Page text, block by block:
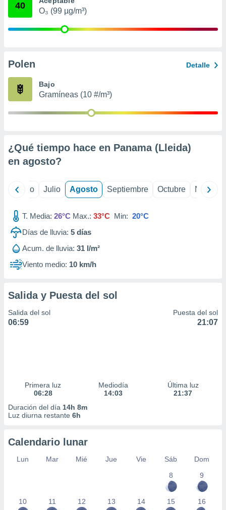
publicidad
de
1199
40
O₃ (99 µg/m³)
Polen Detalle
Bajo
Gramíneas (10 #/m³)
¿Qué tiempo hace en Panama (Lleida)
en agosto?
Junio Julio Agosto Septiembre Octubre
T. Media: 26°C Max.: 33°C Min: 20°C
Días de lluvia: 5 días
Acum. de lluvia: 31 l/m²
Viento medio: 10 km/h
Salida y Puesta del sol
Salida del sol
06:59
Puesta del sol
21:07
Primera luz
06:28
Mediodía
14:03
Última luz
21:37
Duración del día 14h 8m
Luz diurna restante 6h
Calendario lunar
Lun Mar Mié Jue Vie Sáb
Dom
8
9
10 11 12 13 14 15 16